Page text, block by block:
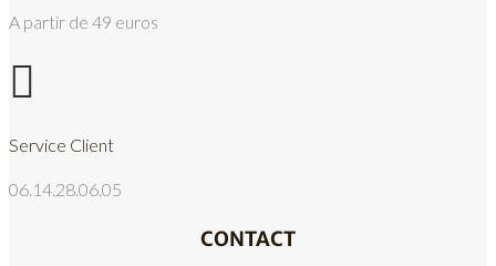
A partir de 49 euros

Service Client
06.14.28.06.05
CONTACT